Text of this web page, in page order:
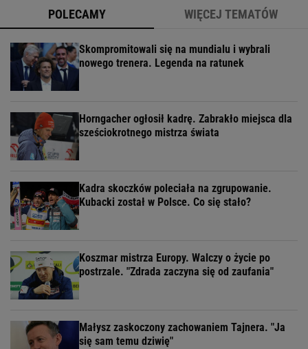
POLECAMY WIĘCEJ TEMATÓW
Skompromitowali się na mundialu i wybrali
nowego trenera. Legenda na ratunek
Horngacher ogłosił kadrę. Zabrakło miejsca dla
sześciokrotnego mistrza świata
Kadra skoczków poleciała na zgrupowanie.
Kubacki został w Polsce. Co się stało?
Koszmar mistrza Europy. Walczy o życie po
postrzale. "Zdrada zaczyna się od zaufania"
Małysz zaskoczony zachowaniem Tajnera. "Ja
się sam temu dziwię"